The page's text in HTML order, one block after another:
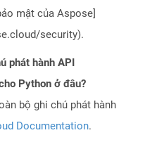
mật của Aspose]
security).
phát hành API
Python ở đâu?
bộ ghi chú phát hành
Documentation.